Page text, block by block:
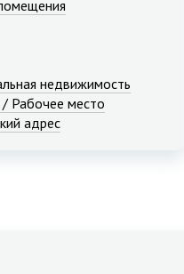
недвижимость
/ Рабочее место
адрес